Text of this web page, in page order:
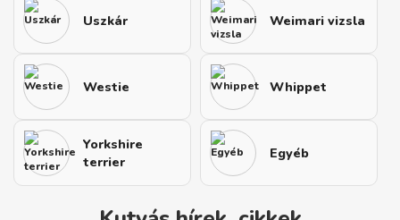
Uszkár Weimari vizsla
Westie Whippet
Yorkshire
terrier
Egyéb